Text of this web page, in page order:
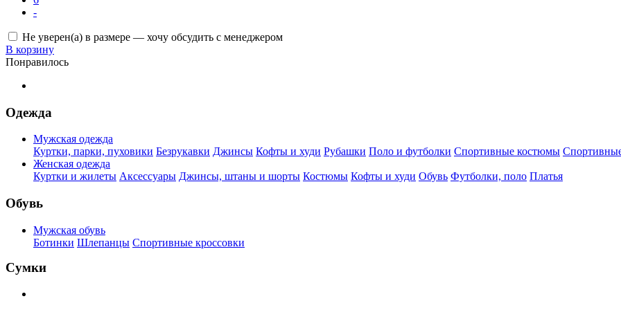
-
Не уверен(а) в размере — хочу обсудить с менеджером
В корзину
Понравилось
Одежда
Мужская одежда
Куртки, парки, пуховики Безрукавки Джинсы Кофты и худи Рубашки Поло и футболки Спортивные костюмы
Женская одежда
Куртки и жилеты Аксессуары Джинсы, штаны и шорты Костюмы Кофты и худи Обувь Футболки, поло Платья
Обувь
Мужская обувь
Ботинки Шлепанцы Спортивные кроссовки
Сумки